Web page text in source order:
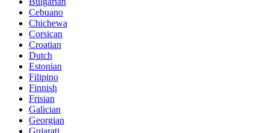
Cebuano
Chichewa
Corsican
Croatian
Dutch
Estonian
Filipino
Finnish
Frisian
Galician
Georgian
Gujarati